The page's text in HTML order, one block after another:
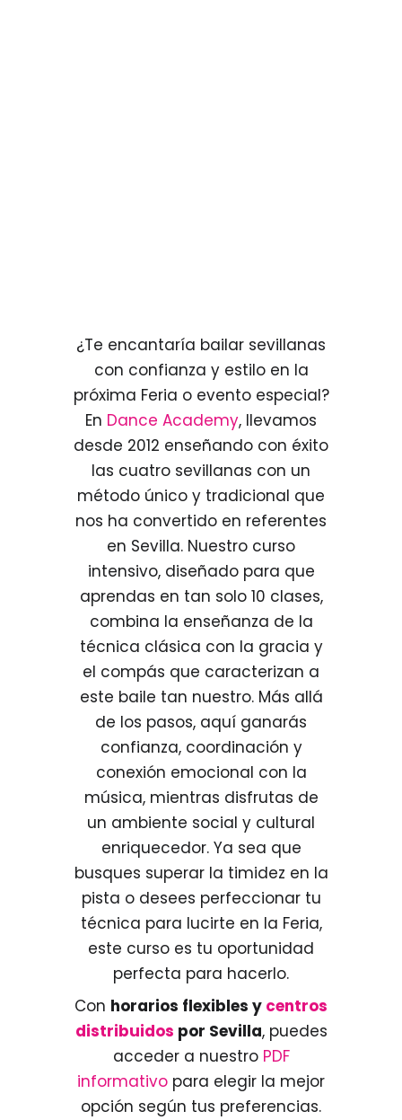
¿Te encantaría bailar sevillanas
con confianza y estilo en la
próxima Feria o evento especial?
En Dance Academy, llevamos
desde 2012 enseñando con éxito
las cuatro sevillanas con un
método único y tradicional que
nos ha convertido en referentes
en Sevilla. Nuestro curso
intensivo, diseñado para que
aprendas en tan solo 10 clases,
combina la enseñanza de la
técnica clásica con la gracia y
el compás que caracterizan a
este baile tan nuestro. Más allá
de los pasos, aquí ganarás
confianza, coordinación y
conexión emocional con la
música, mientras disfrutas de
un ambiente social y cultural
enriquecedor. Ya sea que
busques superar la timidez en la
pista o desees perfeccionar tu
técnica para lucirte en la Feria,
este curso es tu oportunidad
perfecta para hacerlo.
Con horarios flexibles y centros
distribuidos por Sevilla, puedes
acceder a nuestro PDF
informativo para elegir la mejor
opción según tus preferencias.